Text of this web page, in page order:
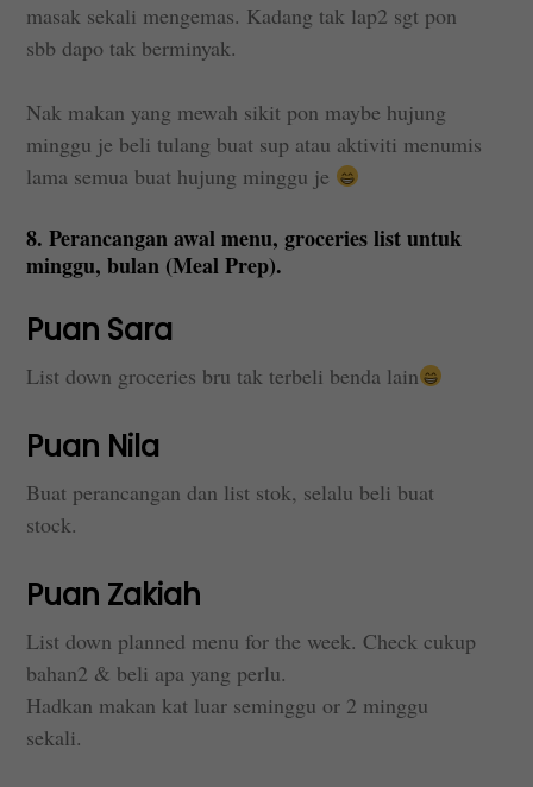
masak sekali mengemas. Kadang tak lap2 sgt pon
sbb dapo tak berminyak.
Nak makan yang mewah sikit pon maybe hujung
minggu je beli tulang buat sup atau aktiviti menumis
lama semua buat hujung minggu je
8. Perancangan awal menu, groceries list untuk
minggu, bulan (Meal Prep).
Puan Sara
List down groceries bru tak terbeli benda lain
Puan Nila
Buat perancangan dan list stok, selalu beli buat
stock.
Puan Zakiah
List down planned menu for the week. Check cukup
bahan2 & beli apa yang perlu.
Hadkan makan kat luar seminggu or 2 minggu
sekali.